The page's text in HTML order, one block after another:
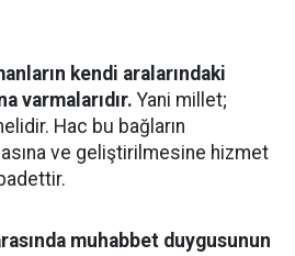
kendi aralarındaki
varmalarıdır. Yani millet;
Hac bu bağların
ve geliştirilmesine hizmet
muhabbet duygusunun